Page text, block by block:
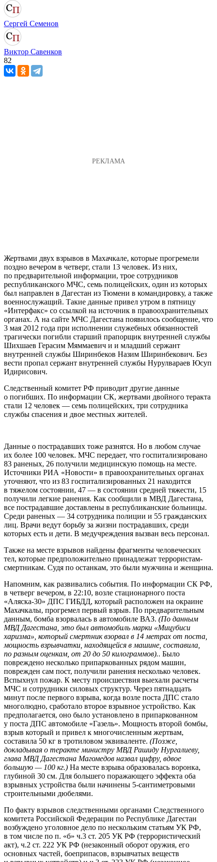
Сергей Семенов
Виктор Савенков
82
Жертвами двух взрывов в Махачкале, которые прогремели
поздно вечером в четверг, стали 13 человек. Из них,
по предварительной информации, трое сотрудников
республиканского МЧС, семь полицейских, один из которых
был направлен в Дагестан из Тюмени в командировку, а также
военнослужащий. Такие данные привел утром в пятницу
«Интерфакс» со ссылкой на источник в правоохранительных
органах. А на сайте МЧС Дагестана появилось сообщение, что
3 мая 2012 года при исполнении служебных обязанностей
трагически погибли старший прапорщик внутренней службы
Шихшаев Герасим Мяммаевич и и младший сержант
внутренней службы Ширинбеков Назим Ширинбекович. Без
вести пропал сержант внутренней службы Нурулвараев Юсуп
Идирисович.
Следственный комитет РФ приводит другие данные
о погибших. По информации СК, жертвами двойного теракта
стали 12 человек — семь полицейских, три сотрудника
службы спасения и двое местных жителей.
Данные о пострадавших тоже разнятся. Но в любом случае
их более 100 человек. МЧС передает, что госпитализировано
83 раненых, 26 получили медицинскую помощь на месте.
Источники РИА «Новости» в правоохранительных органах
уточняют, что из 83 госпитализированных 21 находится
в тяжелом состоянии, 47 — в состоянии средней тяжести, 15
получили легкие ранения. Как сообщили в МВД Дагестана,
все пострадавшие доставлены в республиканские больницы.
Среди раненых — 34 сотрудника полиции и 55 гражданских
лиц. Врачи ведут борьбу за жизни пострадавших, среди
которых есть и дети. В медучреждения вызван весь персонал.
Также на месте взрывов найдены фрагменты человеческих
тел, которые предположительно принадлежат террористам-
смертникам. Судя по останкам, это были мужчина и женщина.
Напомним, как развивались события. По информации СК РФ,
в четверг вечером, в 22:10, возле стационарного поста
«Аляска-30» ДПС ГИБДД, который расположен на окраине
Махачкалы, прогремел первый взрыв. По предварительным
данным, бомба взорвалась в автомобиле ВАЗ. (По данным
МВД Дагестана, это был автомобиль марки «Мицубиси
харизма», который смертник взорвал в 14 метрах от поста,
мощность взрывчатки, находящейся в машине, составила,
по разным оценкам, от 20 до 50 килограммов).. Было
повреждено несколько припаркованных рядом машин,
поврежден сам пост, получили ранения несколько человек.
Вспыхнул пожар. К месту происшествия выехали расчеты
МЧС и сотрудники силовых структур. Через пятнадцать
минут после первого взрыва, когда возле поста ДПС стало
многолюдно, сработало второе взрывное устройство. Как
предполагается, оно было установлено в припаркованном
у поста ДПС автомобиле «Газель». Мощность второй бомбы,
взрыв который и привел к многочисленным жертвам,
составила 50 кг в тротиловом эквиваленте. (Позже,
докладывая о теракте министру МВД Рашиду Нургалиеву,
глава МВД Дагестана Магомедов назвал цифру, вдвое
большую — 100 кг.) На месте взрыва образовалась воронка,
глубиной 30 см. Для большего поражающего эффекта оба
взрывных устройства были начинены 5-сантиметровыми
строительными дюбелями.
По факту взрывов следственными органами Следственного
комитета Российской Федерации по Республике Дагестан
возбуждено уголовное дело по нескольким статьям УК РФ,
в том числе по п. «б» ч.3 ст. 205 УК РФ (террористический
акт), ч.2 ст. 222 УК РФ (незаконный оборот оружия, его
основных частей, боеприпасов, взрывчатых веществ